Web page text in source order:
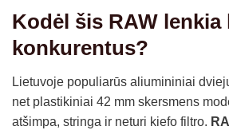
Kodėl šis RAW
konkurentus?
Lietuvoje populiarūs aliumininiai
net plastikiniai 42 mm skersmens
atšimpa, stringa ir neturi kiefo filtro.